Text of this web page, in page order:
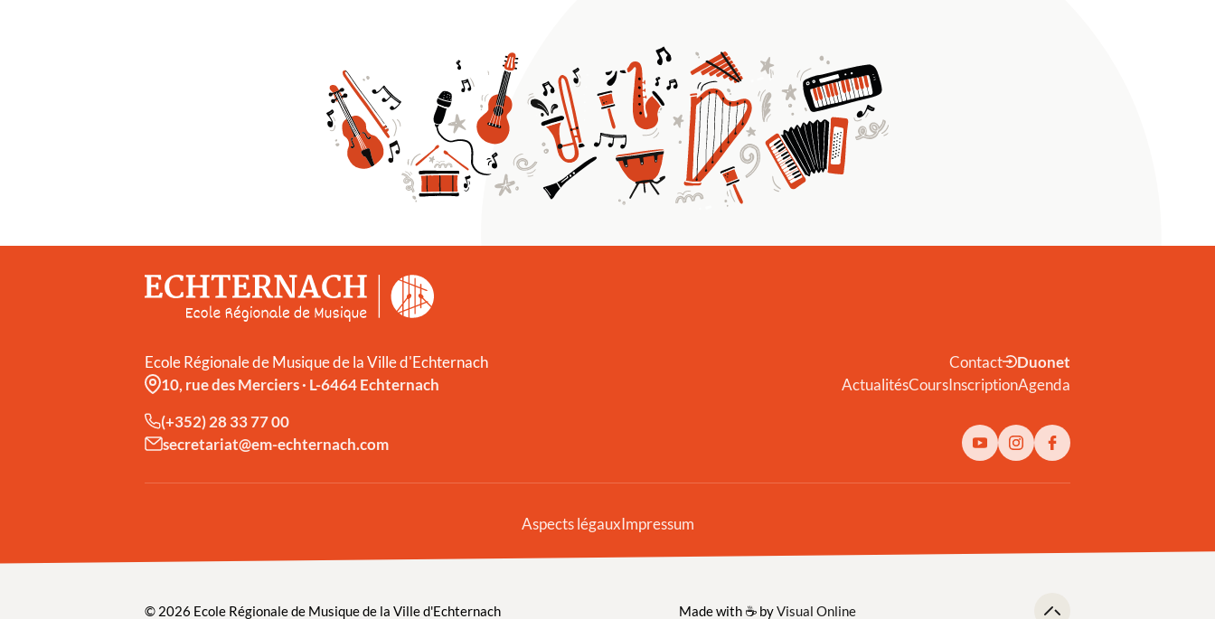
Ecole Régionale de Musique de la Ville d'Echternach
10, rue des Merciers· L-6464 Echternach
(+352) 28 33 77 00
secretariat@em-echternach.com
Contact
Duonet
ActualitésCoursInscriptionAgenda
Aspects légauxImpressum
© 2026 Ecole Régionale de Musique de la Ville d'Echternach Made with ☕️ byVisual Online